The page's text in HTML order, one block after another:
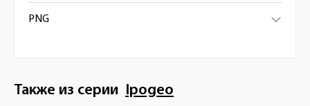
PNG
Также из серии Ipogeo